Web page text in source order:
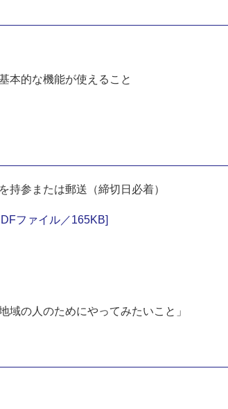
本的な機能が使えること
持参または郵送（締切日必着）
ファイル／165KB]
の人のためにやってみたいこと」